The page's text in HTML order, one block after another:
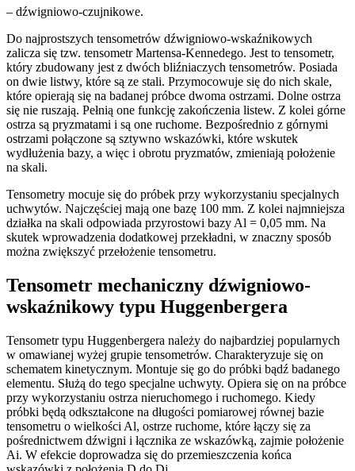
– dźwigniowo-czujnikowe.
Do najprostszych tensometrów dźwigniowo-wskaźnikowych
zalicza się tzw. tensometr Martensa-Kennedego. Jest to tensometr,
który zbudowany jest z dwóch bliźniaczych tensometrów. Posiada
on dwie listwy, które są ze stali. Przymocowuje się do nich skale,
które opierają się na badanej próbce dwoma ostrzami. Dolne ostrza
się nie ruszają. Pełnią one funkcję zakończenia listew. Z kolei górne
ostrza są pryzmatami i są one ruchome. Bezpośrednio z górnymi
ostrzami połączone są sztywno wskazówki, które wskutek
wydłużenia bazy, a więc i obrotu pryzmatów, zmieniają położenie
na skali.
Tensometry mocuje się do próbek przy wykorzystaniu specjalnych
uchwytów. Najczęściej mają one bazę 100 mm. Z kolei najmniejsza
działka na skali odpowiada przyrostowi bazy Al = 0,05 mm. Na
skutek wprowadzenia dodatkowej przekładni, w znaczny sposób
można zwiększyć przełożenie tensometru.
Tensometr mechaniczny dźwigniowo-
wskaźnikowy typu Huggenbergera
Tensometr typu Huggenbergera należy do najbardziej popularnych
w omawianej wyżej grupie tensometrów. Charakteryzuje się on
schematem kinetycznym. Montuje się go do próbki bądź badanego
elementu. Służą do tego specjalne uchwyty. Opiera się on na próbce
przy wykorzystaniu ostrza nieruchomego i ruchomego. Kiedy
próbki będą odkształcone na długości pomiarowej równej bazie
tensometru o wielkości Al, ostrze ruchome, które łączy się za
pośrednictwem dźwigni i łącznika ze wskazówką, zajmie położenie
Ai. W efekcie doprowadza się do przemieszczenia końca